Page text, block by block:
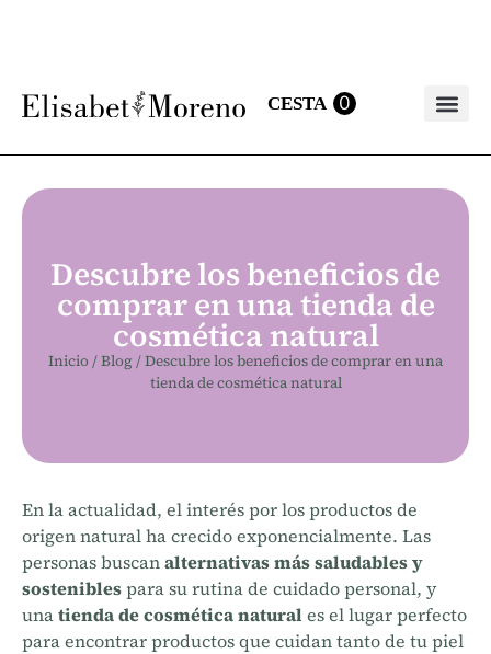
0
Descubre los beneficios de
comprar en una tienda de
cosmética natural
Inicio /Blog /Descubre los beneficios de comprar en una
tienda de cosmética natural
En la actualidad, el interés por los productos de
origen natural ha crecido exponencialmente. Las
personas buscanalternativas más saludables y
sosteniblespara su rutina de cuidado personal, y
unatienda de cosmética natural es el lugar perfecto
para encontrar productos que cuidan tanto de tu piel